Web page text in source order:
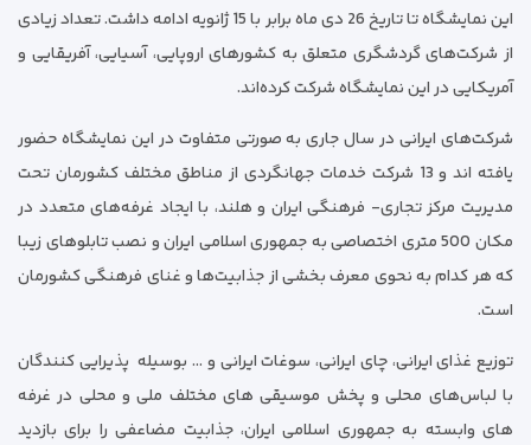
این نمایشگاه تا تاریخ 26 دی ماه برابر با 15 ژانویه ادامه داشت. تعداد زیادی
از شرکت‌های گردشگری متعلق به کشورهای اروپایی، آسیایی، آفریقایی و
آمریکایی در این نمایشگاه شرکت کرده‌اند.
شرکت‌های ایرانی در سال جاری به صورتی متفاوت در این نمایشگاه حضور
یافته اند و 13 شرکت خدمات جهانگردی از مناطق مختلف کشورمان تحت
مدیریت مرکز تجاری- فرهنگی ایران و هلند، با ایجاد غرفه‌های متعدد در
مکان 500 متری اختصاصی به جمهوری اسلامی ایران و نصب تابلوهای زیبا
که هر کدام به نحوی معرف بخشی از جذابیت‌ها و غنای فرهنگی کشورمان
است.
توزیع غذای ایرانی، چای ایرانی، سوغات ایرانی و … بوسیله پذیرایی کنندگان
با لباس‌های محلی و پخش موسیقی های مختلف ملی و محلی در غرفه
های وابسته به جمهوری اسلامی ایران، جذابیت مضاعفی را برای بازدید